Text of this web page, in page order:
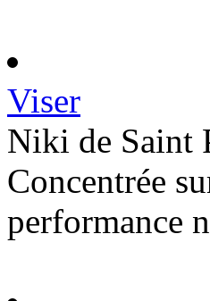
Viser
Niki de Saint
Concentrée
performance